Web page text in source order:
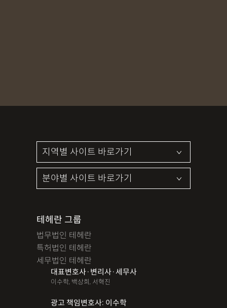
테헤란 그룹
법무법인 테헤란
특허법인 테헤란
세무법인 테헤란
대표변호사·변리사·세무사
이수학, 백상희, 서혁진
광고 책임변호사: 이수학